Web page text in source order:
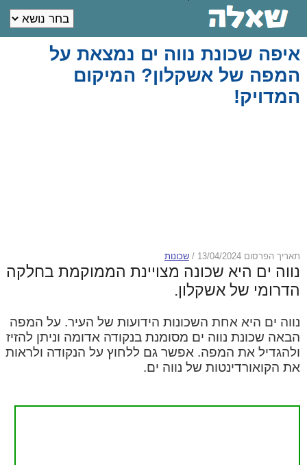
איפה שכונת נווה ים נמצאת על
המפה של אשקלון? המיקום
המדויק!
תאריך הפרסום 13/04/2024 / שכונות
נווה ים היא שכונה מצויינת הממוקמת בחלקה
הדרומי של אשקלון.
נווה ים היא אחת השכונות הידועות של העיר. על המפה
הבאה שכונת נווה ים מסומנת בנקודה אדומה וניתן להזיז
ולהגדיל את המפה. אפשר גם ללחוץ על הנקודה ולראות
את הקואורדינטות של נווה ים.